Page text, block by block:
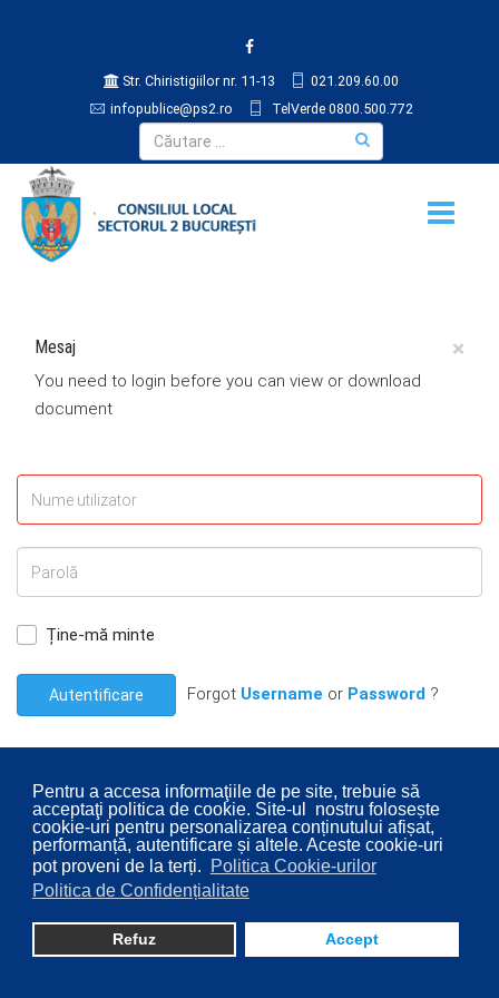
Pentru a accesa informaţiile de pe site, trebuie să
acceptaţi politica de cookie. Site-ul nostru folosește
cookie-uri pentru personalizarea conținutului afișat,
performanță, autentificare și altele. Aceste cookie-uri
pot proveni de la terți.
Politica Cookie-urilor
Politica de Confidențialitate
Refuz Accept
Str. Chiristigiilor nr. 11-13
021.209.60.00
infopublice@ps2.ro
TelVerde 0800.500.772
×
Mesaj
You need to login before you can view or download
document
Ține-mă minte
Autentificare Forgot Username or Password ?
© 2026 Consiliul Local al Sectorului 2 București. Designed By
Direcţia Transparenţă Instituţională - Compartimentul
Digitalizare